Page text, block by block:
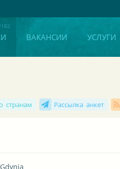
ВАКАНСИИ УСЛУГИ
странам Рассылка анкет